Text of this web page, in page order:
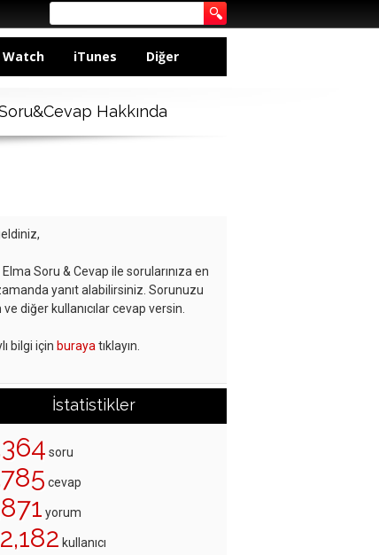
Watch iTunes Diğer
Hakkında
Soru & Cevap ile sorularınıza en
yanıt alabilirsiniz. Sorunuzu
diğer kullanıcılar cevap versin.
bilgi için buraya tıklayın.
İstatistikler
soru
cevap
yorum
kullanıcı